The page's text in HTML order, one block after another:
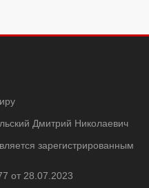
Дмитрий Николаевич
зарегистрированным
от 28.07.2023